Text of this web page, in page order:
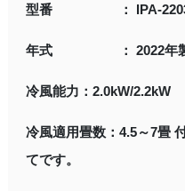
型番 ： IPA-
年式 ： 2022年
冷風能力：2.0kW/2.2kW
冷風適用畳数：4.5～7畳
てです。